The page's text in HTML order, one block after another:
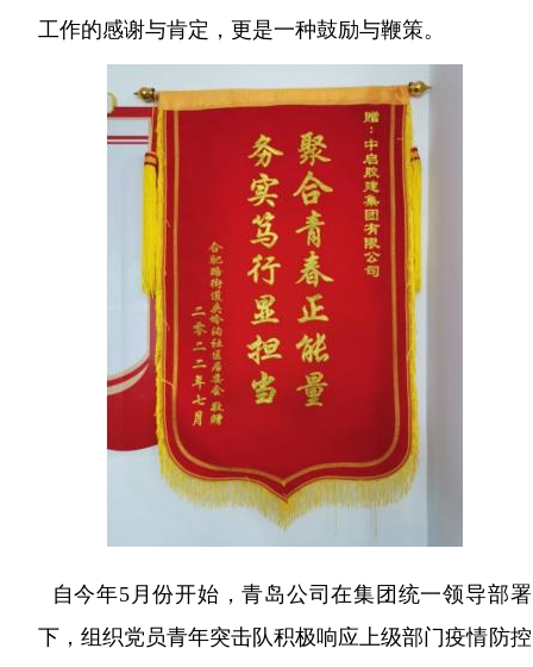
工作的感谢与肯定，更是一种鼓励与鞭策。
自今年5月份开始，青岛公司在集团统一领导部署
下，组织党员青年突击队积极响应上级部门疫情防控